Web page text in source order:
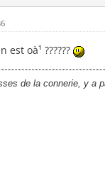
oà¹ ??????
de la connerie, y a